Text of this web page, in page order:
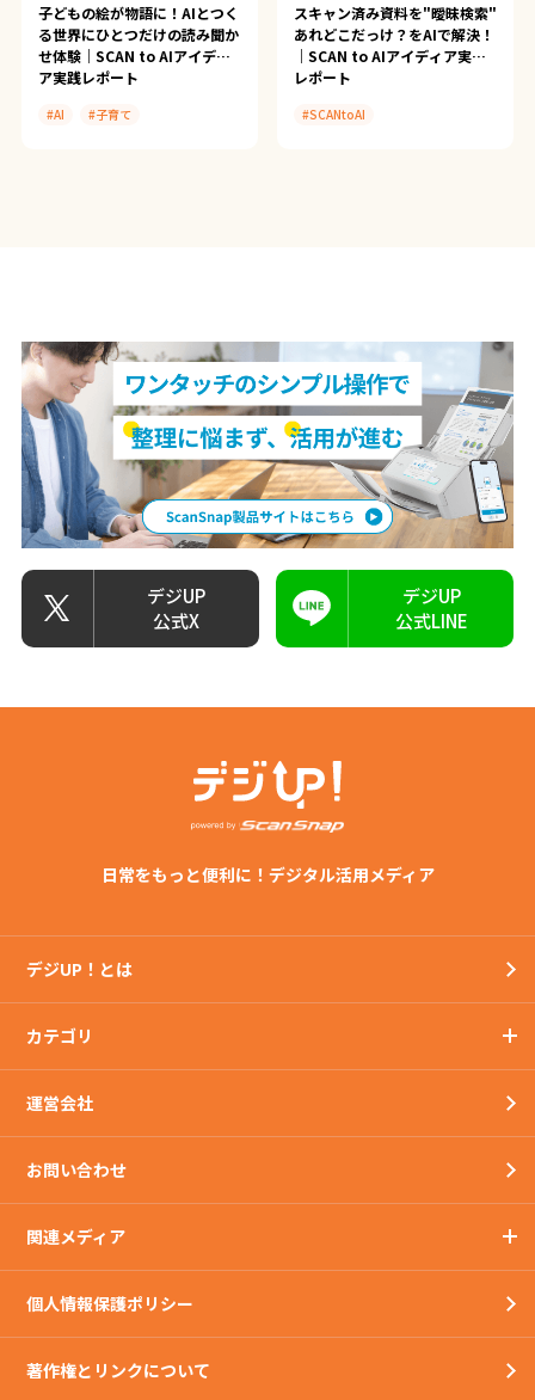
子どもの絵が物語に！AIとつく
る世界にひとつだけの読み聞か
せ体験｜SCAN to AIアイディ
ア実践レポート
#AI
#子育て
スキャン済み資料を"曖昧検索"
あれどこだっけ？をAIで解決！
｜SCAN to AIアイディア実践
レポート
#SCANtoAI
デジUP
公式X
デジUP
公式LINE
日常をもっと便利に！デジタル活用メディア
デジUP！とは
カテゴリ
運営会社
お問い合わせ
関連メディア
個人情報保護ポリシー
著作権とリンクについて